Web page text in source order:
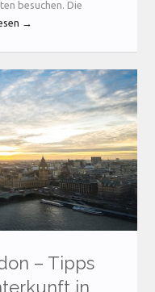
besuchen. Die
→
– Tipps
in